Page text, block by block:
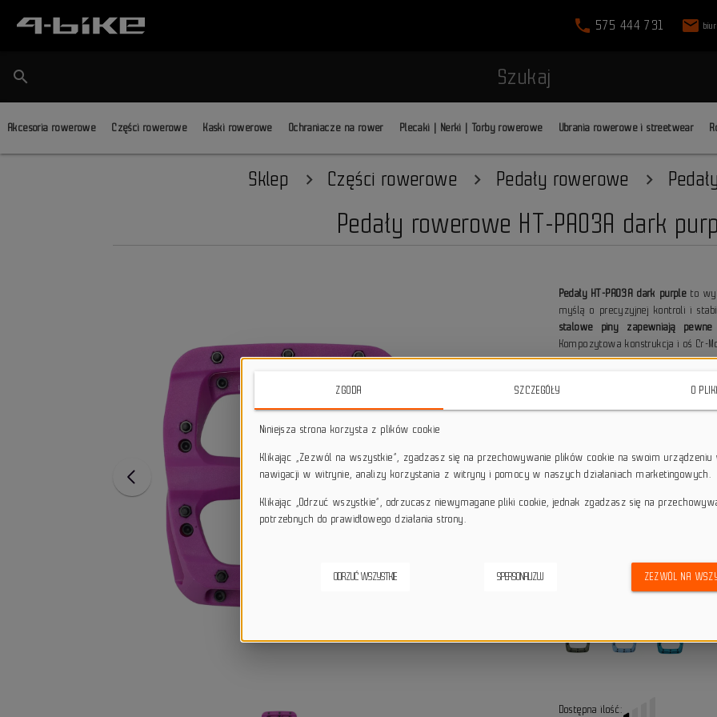
phone 575 444 731 mail
search Szukaj
Akcesoria rowerowe Części rowerowe Kaski rowerowe Ochraniacze na rower Plecaki | Nerki | Torby rowerowe Ubrania rowerowe i streetwear
Sklep Części rowerowe Pedały rowerowe
Pedały rowerowe HT-PA03A dark
Pedały HT-PA03A dark purple to
myślą o precyzyjnej kontroli i
stalowe piny zapewniają
Kompozytowa konstrukcja i oś Cr-
keyboard_return 14 dni na odstąpienie od
credit_score Wygodne płatności
Dostępna ilość:
ZGODA SZCZEGÓŁY O
Niniejsza strona korzysta z plików cookie
Klikając „Zezwól na wszystkie”, zgadzasz się na przechowywanie plików cookie na swoim urządzeniu
nawigacji w witrynie, analizy korzystania z witryny i pomocy w naszych działaniach marketingowych.
Klikając „Odrzuć wszystkie”, odrzucasz niewymagane pliki cookie, jednak zgadzasz się na
potrzebnych do prawidłowego działania strony.
ODRZUĆ WSZYSTKIE SPERSONALIZUJ ZEZWÓL NA